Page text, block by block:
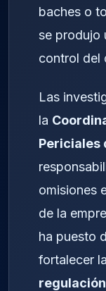
baches o
se produjo
control del
Las
la
Periciales
omisiones
de la
ha puesto
fortalecer